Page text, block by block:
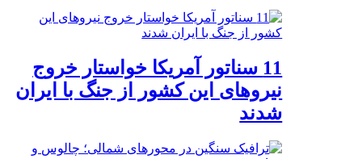
11 سناتور آمریکا خواستار خروج
نیروهای این کشور از جنگ با ایران
شدند